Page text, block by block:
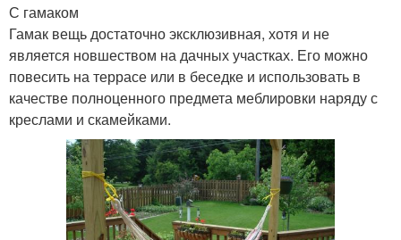
С гамаком
Гамак вещь достаточно эксклюзивная, хотя и не
является новшеством на дачных участках. Его можно
повесить на террасе или в беседке и использовать в
качестве полноценного предмета меблировки наряду с
креслами и скамейками.